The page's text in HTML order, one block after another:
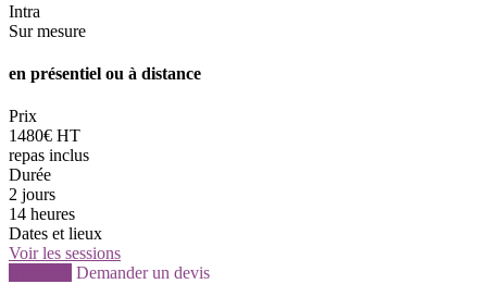
Intra
Sur mesure
en présentiel ou à distance
Prix
1480€ HT
repas inclus
Durée
2 jours
14 heures
Dates et lieux
Voir les sessions
Demander un devis